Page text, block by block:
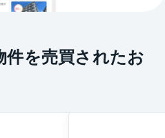
件を売買されたお